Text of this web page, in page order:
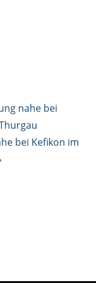
nahe bei
bei Kefikon im